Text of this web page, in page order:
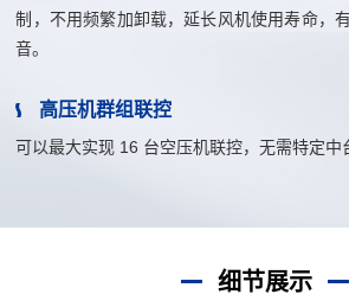
制，不用频繁加卸载，延长风机使用寿命，
音。
高压机群组联控
可以最大实现 16 台空压机联控，无需特定中
细节展示